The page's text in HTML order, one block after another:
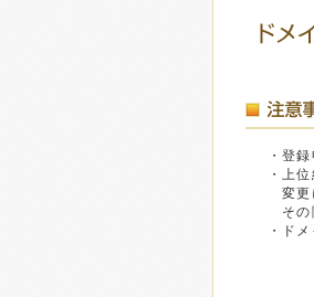
・登
・上
変更
その
・ド